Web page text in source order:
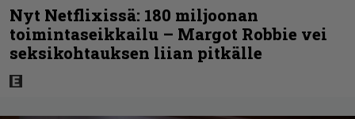
Nyt Netflixissä: 180 miljoonan
toimintaseikkailu – Margot Robbie vei
seksikohtauksen liian pitkälle